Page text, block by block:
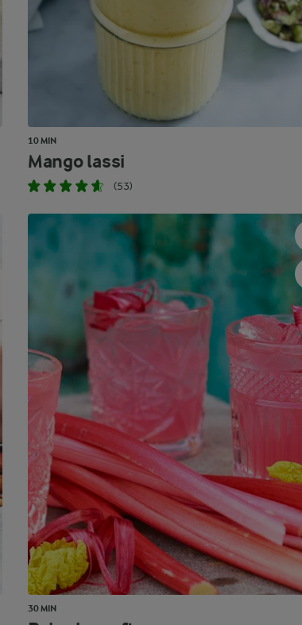
10 MIN
Mango lassi
(53)
30 MIN